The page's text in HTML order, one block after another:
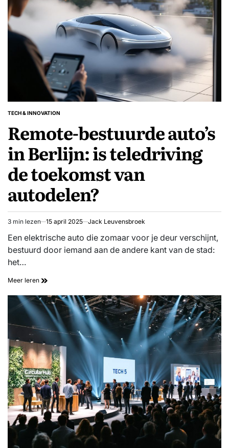
GEPLAATST
TECH & INNOVATION
Remote-bestuurde auto’s
in Berlijn: is teledriving
de toekomst van
autodelen?
Geschatte
leestijd
3 min lezen 15 april 2025 Jack Leuvensbroek
Een elektrische auto die zomaar voor je deur verschijnt,
bestuurd door iemand aan de andere kant van de stad:
het…
Meer leren